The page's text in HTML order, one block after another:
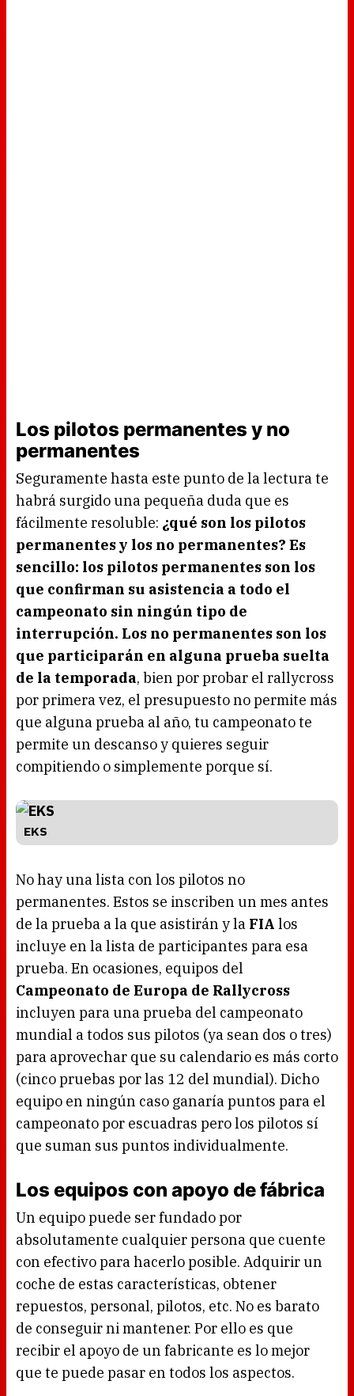
Los pilotos permanentes y no
permanentes
Seguramente hasta este punto de la lectura te
habrá surgido una pequeña duda que es
fácilmente resoluble: ¿qué son los pilotos
permanentes y los no permanentes? Es
sencillo: los pilotos permanentes son los
que confirman su asistencia a todo el
campeonato sin ningún tipo de
interrupción. Los no permanentes son los
que participarán en alguna prueba suelta
de la temporada, bien por probar el rallycross
por primera vez, el presupuesto no permite más
que alguna prueba al año, tu campeonato te
permite un descanso y quieres seguir
compitiendo o simplemente porque sí.
EKS
No hay una lista con los pilotos no
permanentes. Estos se inscriben un mes antes
de la prueba a la que asistirán y la FIA los
incluye en la lista de participantes para esa
prueba. En ocasiones, equipos del
Campeonato de Europa de Rallycross
incluyen para una prueba del campeonato
mundial a todos sus pilotos (ya sean dos o tres)
para aprovechar que su calendario es más corto
(cinco pruebas por las 12 del mundial). Dicho
equipo en ningún caso ganaría puntos para el
campeonato por escuadras pero los pilotos sí
que suman sus puntos individualmente.
Los equipos con apoyo de fábrica
Un equipo puede ser fundado por
absolutamente cualquier persona que cuente
con efectivo para hacerlo posible. Adquirir un
coche de estas características, obtener
repuestos, personal, pilotos, etc. No es barato
de conseguir ni mantener. Por ello es que
recibir el apoyo de un fabricante es lo mejor
que te puede pasar en todos los aspectos.